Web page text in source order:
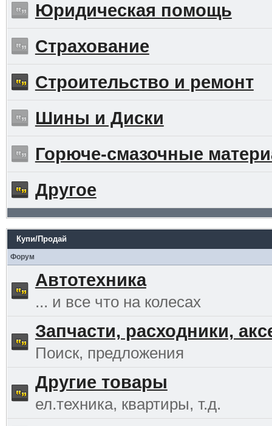
Юридическая помощь
Страхование
Строительство и ремонт
Шины и Диски
Горюче-смазочные
Другое
Купи/Продай
Форум
Автотехника
... и все что на колесах
Запчасти, расходники,
Поиск, предложения
Другие товары
ел.техника, квартиры, т.д.